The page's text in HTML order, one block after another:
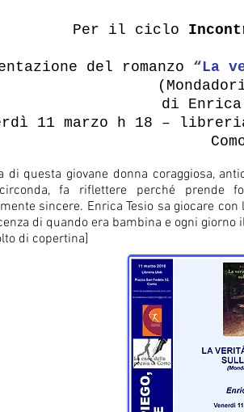
Per il ciclo
del romanzo “La
di Enrica
11 marzo h 18 –
di questa giovane donna coraggiosa,
fa riflettere perché prende
sincere. Enrica Tesio sa giocare
di quando era bambina e ogni giorno
di copertina]